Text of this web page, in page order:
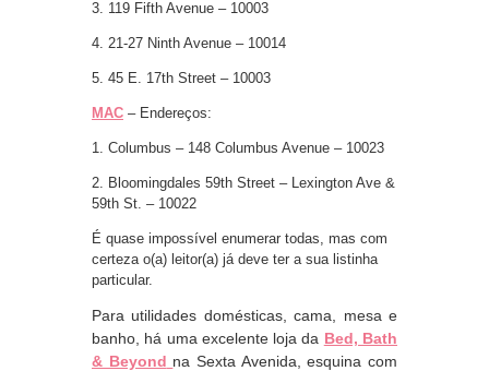
3. 119 Fifth Avenue – 10003
4. 21-27 Ninth Avenue – 10014
5. 45 E. 17th Street – 10003
MAC – Endereços:
1. Columbus – 148 Columbus Avenue – 10023
2. Bloomingdales 59th Street – Lexington Ave &
59th St. – 10022
É quase impossível enumerar todas, mas com
certeza o(a) leitor(a) já deve ter a sua listinha
particular.
Para utilidades domésticas, cama, mesa e
banho, há uma excelente loja da Bed, Bath
& Beyond na Sexta Avenida, esquina com